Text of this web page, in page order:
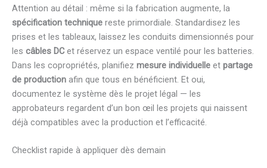
Attention au détail : même si la fabrication augmente, la
spécification technique reste primordiale. Standardisez les
prises et les tableaux, laissez les conduits dimensionnés pour
les câbles DC et réservez un espace ventilé pour les batteries.
Dans les copropriétés, planifiez mesure individuelle et partage
de production afin que tous en bénéficient. Et oui,
documentez le système dès le projet légal — les
approbateurs regardent d’un bon œil les projets qui naissent
déjà compatibles avec la production et l’efficacité.
Checklist rapide à appliquer dès demain